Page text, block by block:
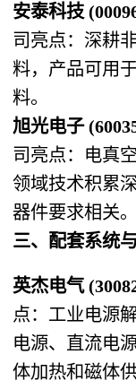
安泰科技
司亮点：深耕
料，产品可用
料。
旭光电子
司亮点：电真
领域技术积累
器件要求相关。
三、配套系统
英杰电气
点：工业电源
电源、直流电
体加热和磁体